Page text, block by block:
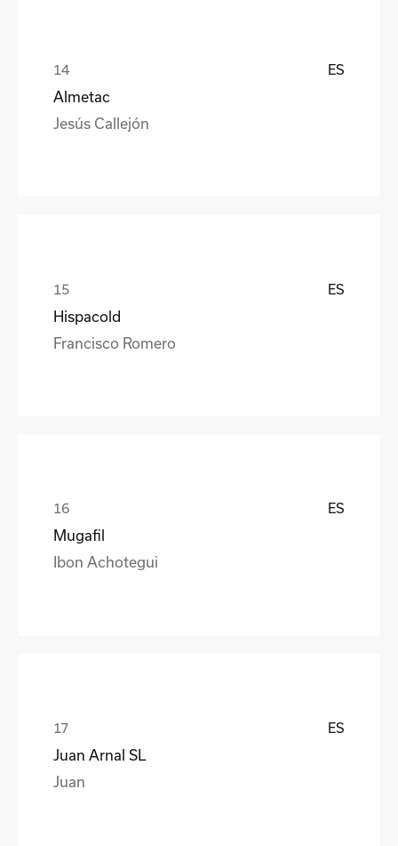
ES
Almetac
Jesús Callejón
ES
Hispacold
Francisco Romero
ES
Mugafil
Ibon Achotegui
ES
Juan Arnal SL
Juan